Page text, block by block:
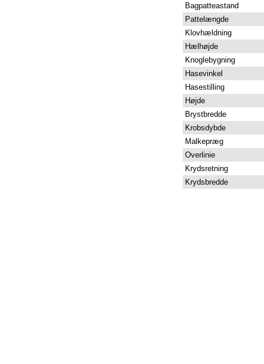
Bagpatteastand
Pattelængde
Klovhældning
Hælhøjde
Knoglebygning
Hasevinkel
Hasestilling
Højde
Brystbredde
Krobsdybde
Malkepræg
Overlinie
Krydsretning
Krydsbredde